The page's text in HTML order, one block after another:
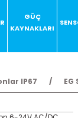
GÜÇ
KAYNAKLARI
IP67 EG